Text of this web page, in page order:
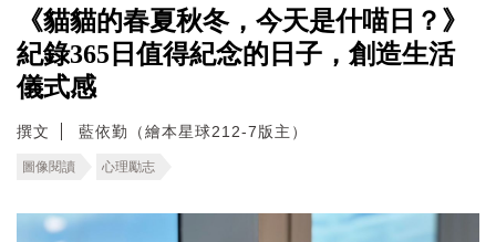
《貓貓的春夏秋冬，今天是什喵日？》
紀錄365日值得紀念的日子，創造生活
儀式感
撰文 藍依勤（繪本星球212-7版主）
圖像閱讀 心理勵志